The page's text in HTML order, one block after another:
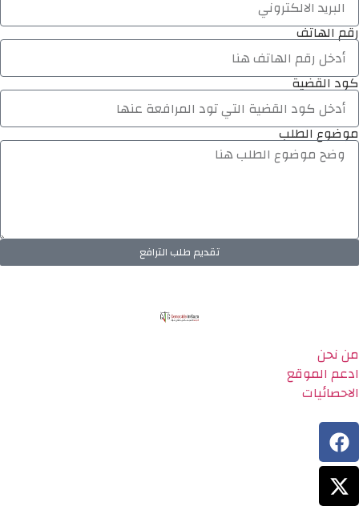
رقم الهاتف
كود القضية
موضوع الطلب
تقديم طلب الترافع
من نحن
ادعم الموقع
الاحصائيات